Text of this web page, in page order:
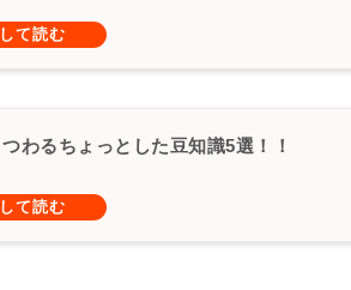
わるちょっとした豆知識5選！！